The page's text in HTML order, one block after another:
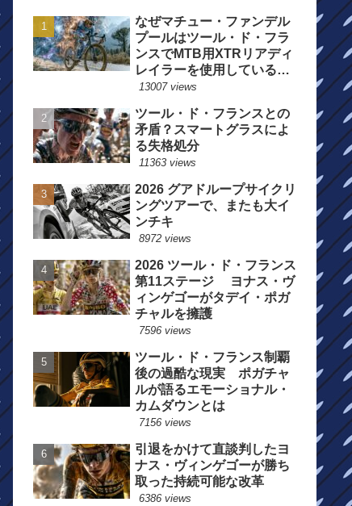
なぜマチュー・ファンデル
プールはツール・ド・フラ
ンスでMTB用XTRリアディ
レイラーを使用しているの
か？
13007 views
ツール・ド・フランスとの
矛盾？スマートグラスによ
る失格処分
11363 views
2026 グアドループサイクリ
ングツアーで、またも大イ
ンチキ
8972 views
2026 ツール・ド・フランス
第11ステージ ヨナス・ヴ
ィンゲゴーがタデイ・ポガ
チャルを擁護
7596 views
ツール・ド・フランス制覇
後の過酷な現実 ポガチャ
ルが語るエモーショナル・
カムダウンとは
7156 views
引退をかけて直談判したヨ
ナス・ヴィンゲゴーが勝ち
取った持続可能な改革
6386 views